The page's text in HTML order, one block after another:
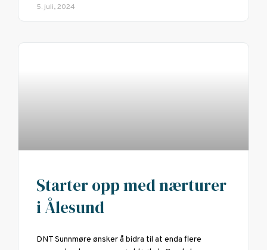
5. juli, 2024
Starter opp med nærturer
i Ålesund
DNT Sunnmøre ønsker å bidra til at enda flere